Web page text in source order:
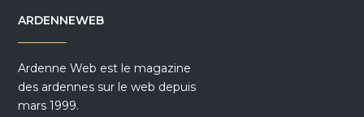
ARDENNEWEB
Ardenne Web est le magazine
des ardennes sur le web depuis
mars 1999.